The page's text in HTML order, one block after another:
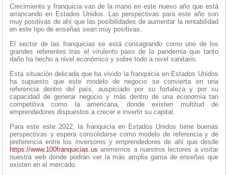
Crecimiento y franquicia van de la mano en este nuevo año que está
arrancando en Estados Unidos. Las perspectivas para este año son
muy positivas de ahí que las posibilidades de aumentar la rentabilidad
en este tipo de enseñas sean muy positivas.
El sector de las franquicias se está consagrando como uno de los
grandes referentes tras el virulento paso de la pandemia que tanto
daño ha hecho a nivel económico y sobre todo a nivel sanitario.
Esta situación delicada que ha vivido la franquicia en Estados Unidos
ha supuesto que este modelo de negocio se convierta en una
referencia dentro del país, auspiciado por su fortaleza y por su
capacidad de generar negocio y más dentro de una economía tan
competitiva como la americana, donde existen multitud de
emprendedores dispuestos a crecer e invertir su capital.
Para este este 2022, la franquicia en Estados Unidos tiene buenas
perspectivas y espera consolidarse como modelo de referencia y de
preferencia entre los inversores y emprendedores de ahí que desde
https://www.100franquicias.us animemos a nuestros lectores a visitar
nuestra web donde podrán ver la más amplia gama de enseñas que
existen en el mercado.